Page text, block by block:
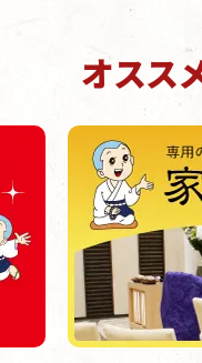
オスス